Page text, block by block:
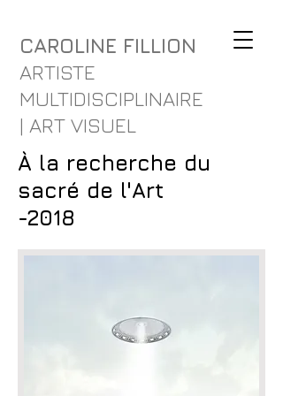
CAROLINE FILLION
ARTISTE
MULTIDISCIPLINAIRE
| ART VISUEL
À la recherche du
sacré de l'Art
-2018